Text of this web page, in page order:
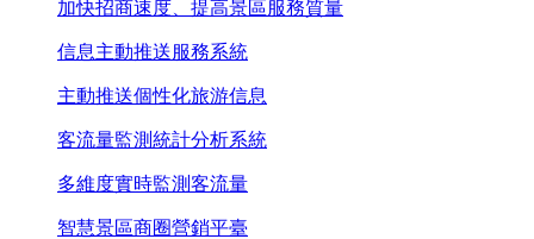
加快招商速度、提高景區服務質量
信息主動推送服務系統
主動推送個性化旅游信息
客流量監測統計分析系統
多維度實時監測客流量
智慧景區商圈營銷平臺